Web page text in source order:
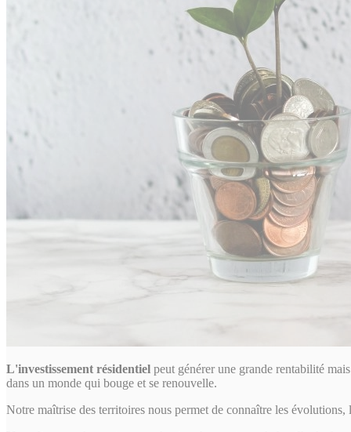
L'investissement résidentiel peut générer une grande rentabilité
dans un monde qui bouge et se renouvelle.
Notre maîtrise des territoires nous permet de connaître les